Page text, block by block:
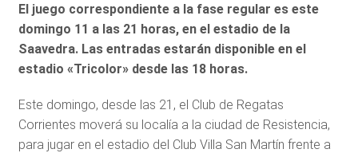
El juego correspondiente a la fase regular es este
domingo 11 a las 21 horas, en el estadio de la
Saavedra. Las entradas estarán disponible en el
estadio «Tricolor» desde las 18 horas.
Este domingo, desde las 21, el Club de Regatas
Corrientes moverá su localía a la ciudad de Resistencia,
para jugar en el estadio del Club Villa San Martín frente a